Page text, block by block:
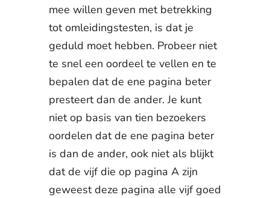
mee willen geven met betrekking
tot omleidingstesten, is dat je
geduld moet hebben. Probeer niet
te snel een oordeel te vellen en te
bepalen dat de ene pagina beter
presteert dan de ander. Je kunt
niet op basis van tien bezoekers
oordelen dat de ene pagina beter
is dan de ander, ook niet als blijkt
dat de vijf die op pagina A zijn
geweest deze pagina alle vijf goed